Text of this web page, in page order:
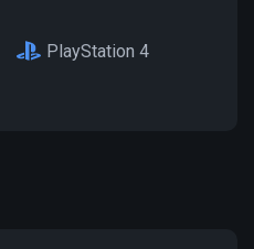
PlayStation 4